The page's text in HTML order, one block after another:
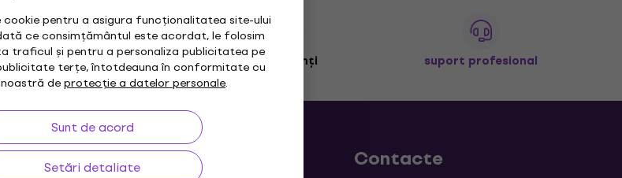
cookie pentru a asigura funcționalitatea site-ului
ce consimțământul este acordat, le folosim
traficul și pentru a personaliza publicitatea pe
terțe, întotdeauna în conformitate cu
deprotecție a datelor personale.
Sunt de acord
Setări detaliate
Garanția prețului 3M+ clienți suport profesional
Linkuri utile Contacte